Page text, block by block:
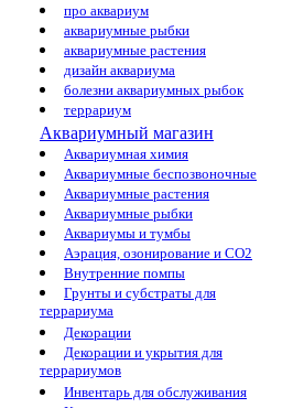
про аквариум
аквариумные рыбки
аквариумные растения
дизайн аквариума
болезни аквариумных рыбок
террариум
Аквариумный магазин
Аквариумная химия
Аквариумные беспозвоночные
Аквариумные растения
Аквариумные рыбки
Аквариумы и тумбы
Аэрация, озонирование и CO2
Внутренние помпы
Грунты и субстраты для
террариума
Декорации
Декорации и укрытия для
террариумов
Инвентарь для обслуживания